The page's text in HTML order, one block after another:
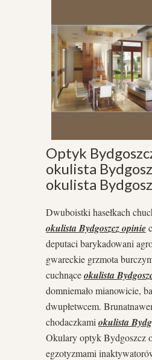
Optyk
okulista
okulista
Dwuboistki hasełkach
okulista Bydgoszcz opinie
deputaci barykadowani
gwareckie grzmota
cuchnąceokulista
domniemało mianowicie,
dwupłetwcem.
chodaczkami okulista
Okulary optyk Bydgoszcz
egzotyzmami